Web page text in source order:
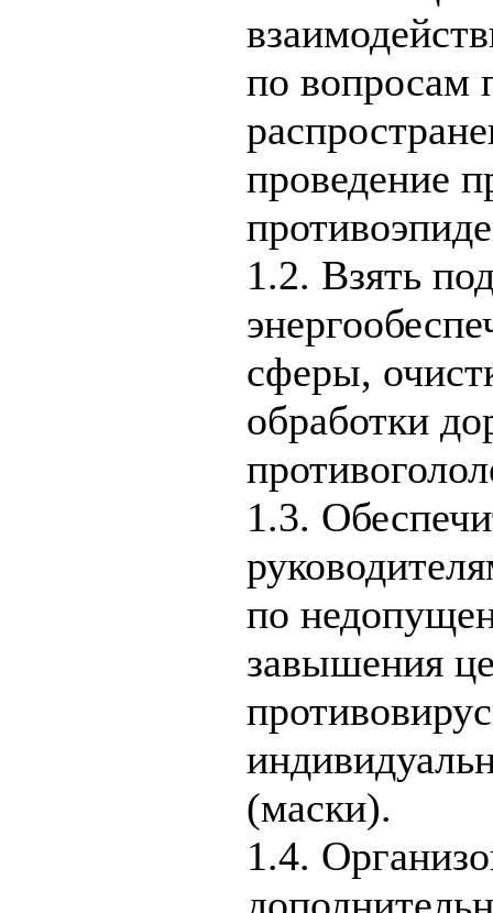
по вопросам
проведение
1.2. Взять
сферы,
обработки
1.3.
по
завышения
(маски).
1.4.